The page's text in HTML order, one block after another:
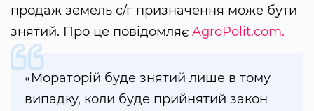
продаж земель с/г призначення може бути
знятий. Про це повідомляє AgroPolit.com.
«Мораторій буде знятий лише в тому
випадку, коли буде прийнятий закон